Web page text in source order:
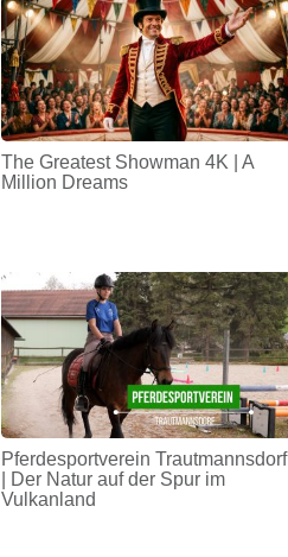
The Greatest Showman 4K | A
Million Dreams
Pferdesportverein Trautmannsdorf
| Der Natur auf der Spur im
Vulkanland